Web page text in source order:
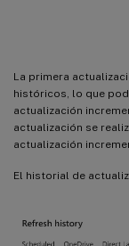
La primera
históricos, lo que
actualización
actualización se
actualización
El historial de